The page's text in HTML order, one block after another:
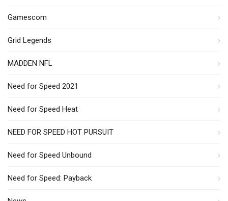
Gamescom
Grid Legends
MADDEN NFL
Need for Speed 2021
Need for Speed Heat
NEED FOR SPEED HOT PURSUIT
Need for Speed Unbound
Need for Speed: Payback